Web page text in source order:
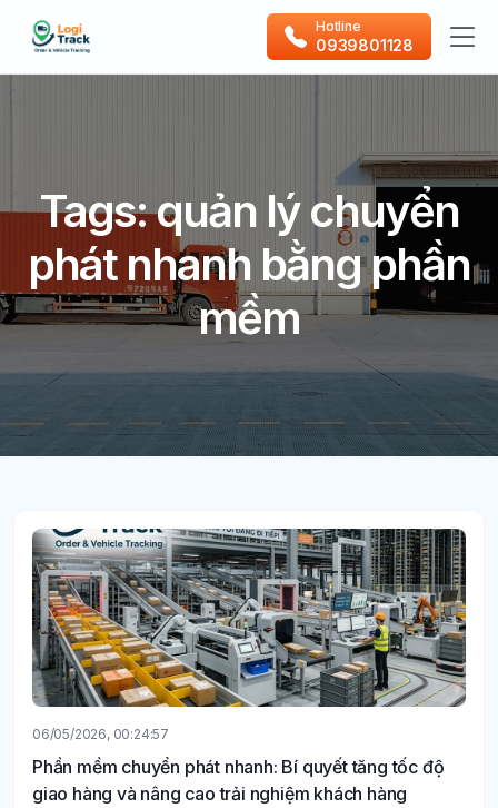
Hotline
0939801128
Tags: quản lý chuyển
phát nhanh bằng phần
mềm
06/05/2026, 00:24:57
Phần mềm chuyển phát nhanh: Bí quyết tăng tốc độ
giao hàng và nâng cao trải nghiệm khách hàng